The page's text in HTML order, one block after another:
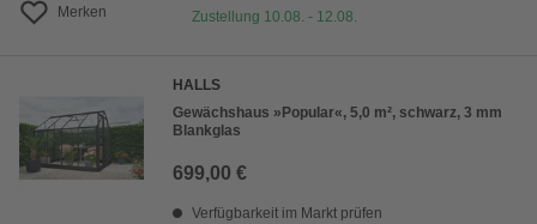
Merken
Zustellung 10.08. - 12.08.
HALLS
Gewächshaus »Popular«, 5,0 m², schwarz, 3 mm
Blankglas
699,00 €
Verfügbarkeit im Markt prüfen